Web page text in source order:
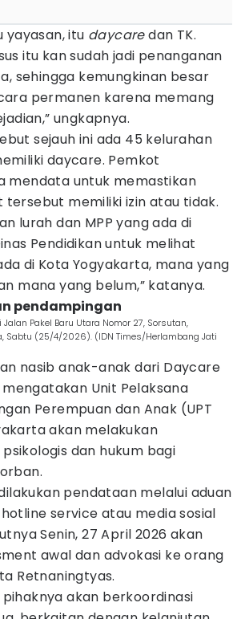
yayasan, itu daycaredan TK.
itu kan sudah jadi penanganan
sehingga kemungkinan besar
permanen karena memang
ungkapnya.
sejauh ini ada 45 kelurahan
daycare. Pemkot
mendata untuk memastikan
memiliki izin atau tidak.
lurah dan MPP yang ada di
Pendidikan untuk melihat
di Kota Yogyakarta, mana yang
mana yang belum,” katanya.
pendampingan
Pakel Baru Utara Nomor 27, Sorsutan,
Sabtu (25/4/2026). (IDN Times/Herlambang Jati
nasib anak-anak dari Daycare
Unit Pelaksana
Perempuan dan Anak (UPT
akan melakukan
dan hukum bagi
pendataan melalui aduan
service atau media sosial
Senin, 27 April 2026 akan
awal dan advokasi ke orang
Retnaningtyas.
akan berkoordinasi